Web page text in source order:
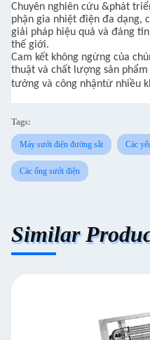
Chuyên nghiên cứu &phát
phận gia nhiệt điện đa dạng,
giải pháp hiệu quả và đáng
thế giới.
Cam kết không ngừng của
thuật và chất lượng sản
tưởng và công nhậntừ nhiều
Tags:
Máy sưởi điện đường sắt Các
Các ống sưởi điện
Similar